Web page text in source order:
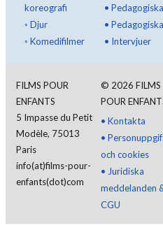
koreografi
◦ Djur
◦ Komedifilmer
•
•
• Intervjuer
FILMS POUR
ENFANTS
5 Impasse du Petit
Modèle, 75013
Paris
info(at)films-pour-
enfants(dot)com
© 2026 FILMS
POUR
• Kontakta
•
och cookies
• Juridiska
meddelanden
CGU